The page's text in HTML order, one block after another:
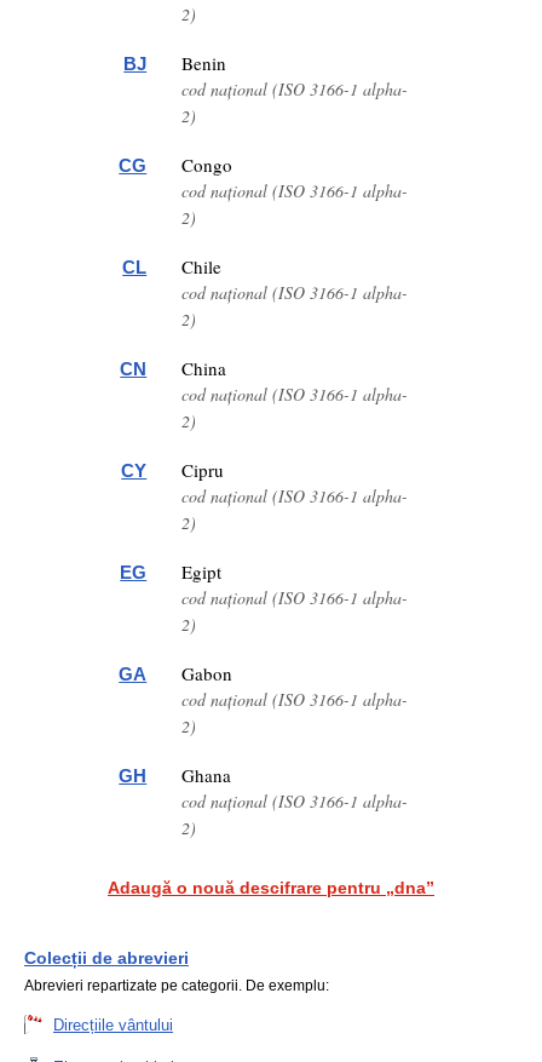
2)
BJ Benin
cod național (ISO 3166-1 alpha-
2)
CG Congo
cod național (ISO 3166-1 alpha-
2)
CL Chile
cod național (ISO 3166-1 alpha-
2)
CN China
cod național (ISO 3166-1 alpha-
2)
CY Cipru
cod național (ISO 3166-1 alpha-
2)
EG Egipt
cod național (ISO 3166-1 alpha-
2)
GA Gabon
cod național (ISO 3166-1 alpha-
2)
GH Ghana
cod național (ISO 3166-1 alpha-
2)
Adaugă o nouă descifrare pentru „dna”
Colecții de abrevieri
Abrevieri repartizate pe categorii. De exemplu:
Direcțiile vântului